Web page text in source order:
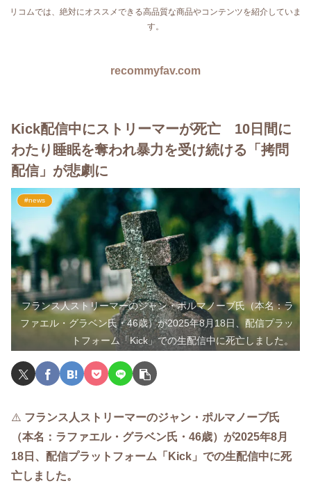
リコムでは、絶対にオススメできる高品質な商品やコンテンツを紹介していま
す。
recommyfav.com
Kick配信中にストリーマーが死亡 10日間に
わたり睡眠を奪われ暴力を受け続ける「拷問
配信」が悲劇に
#news
フランス人ストリーマーのジャン・ポルマノーブ氏（本名：ラ
ファエル・グラベン氏・46歳）が2025年8月18日、配信プラッ
トフォーム「Kick」での生配信中に死亡しました。
⚠️ フランス人ストリーマーのジャン・ポルマノーブ氏
（本名：ラファエル・グラベン氏・46歳）が2025年8月
18日、配信プラットフォーム「Kick」での生配信中に死
亡しました。